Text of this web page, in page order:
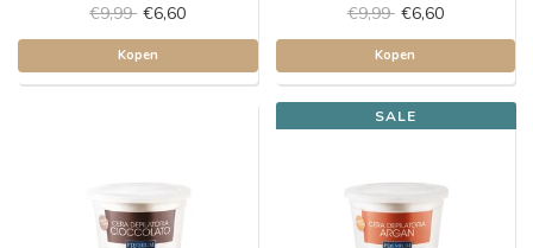
€9,99 €6,60
Kopen
€9,99 €6,60
Kopen
SALE